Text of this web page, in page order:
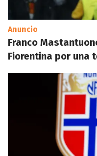
Anuncio
Franco
Fiorentina por una